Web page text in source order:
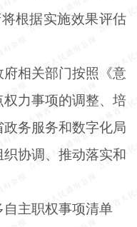
根据实施效果评估
相关部门按照《意
权力事项的调整、培
务服务和数字化局
协调、推动落实和
自主职权事项清单